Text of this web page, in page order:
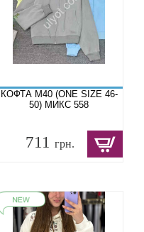
КОФТА M40 (ONE SIZE 46-
50) МИКС 558
711грн.